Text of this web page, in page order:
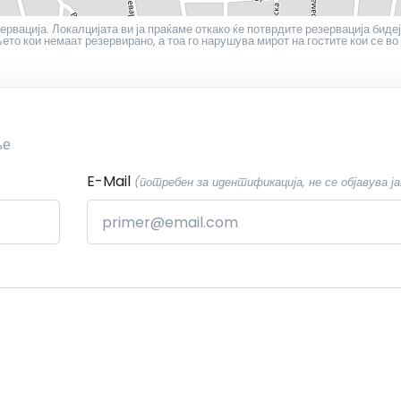
Локалцијата ви ја праќаме откако ќе потврдите резервација
кои немаат резервирано, а тоа го нарушува мирот на гостите кои се во
E-Mail (потребен за идентификација, не се објавува